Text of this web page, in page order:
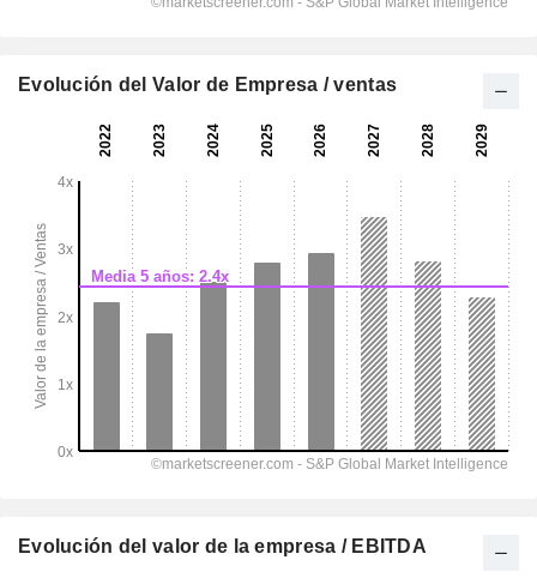
Evolución del Valor de Empresa / ventas
Evolución del valor de la empresa / EBITDA